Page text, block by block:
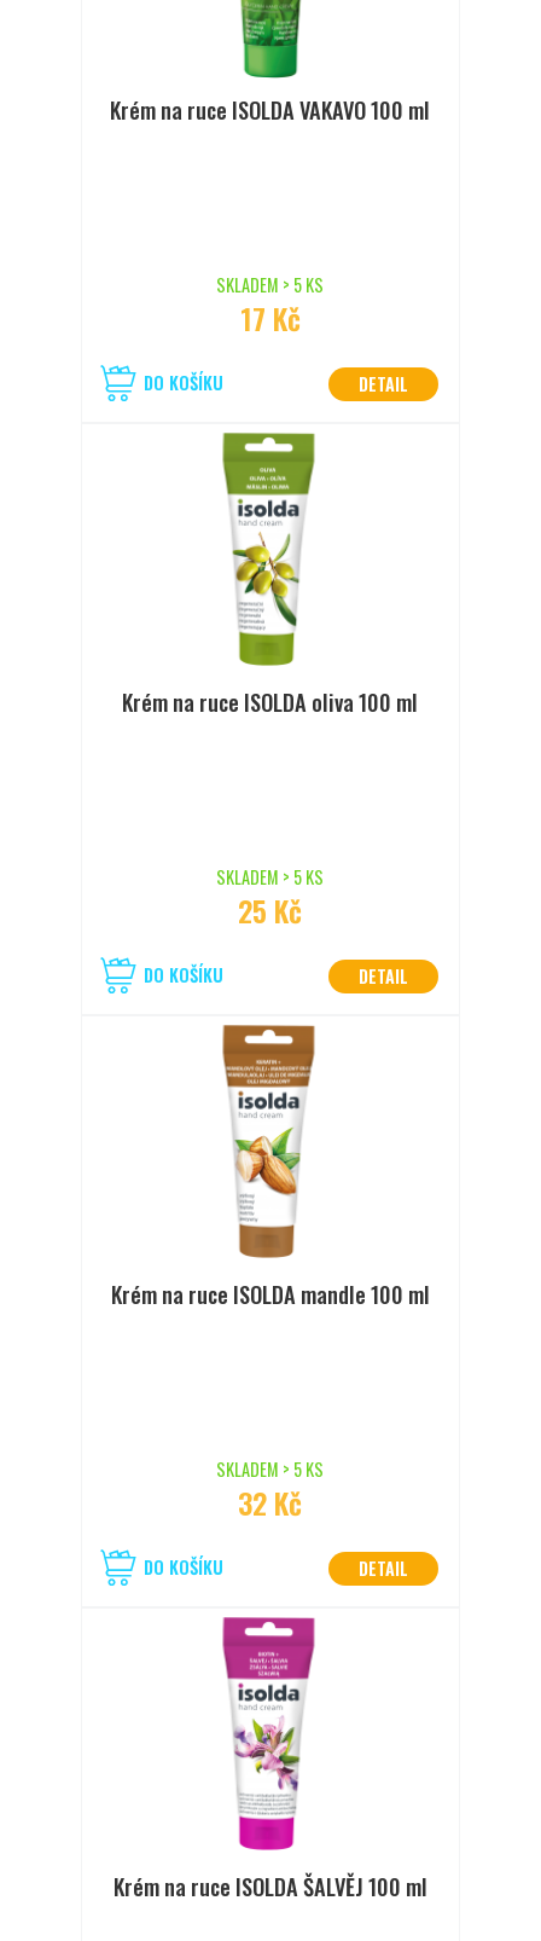
Krém na ruce ISOLDA VAKAVO 100 ml
SKLADEM > 5 KS
17 Kč
DETAIL
DO KOŠÍKU
Krém na ruce ISOLDA oliva 100 ml
SKLADEM > 5 KS
25 Kč
DETAIL
DO KOŠÍKU
Krém na ruce ISOLDA mandle 100 ml
SKLADEM > 5 KS
32 Kč
DETAIL
DO KOŠÍKU
Krém na ruce ISOLDA ŠALVĚJ 100 ml